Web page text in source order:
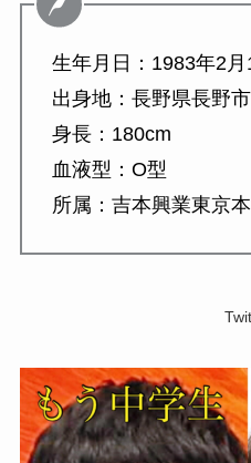
生年月日：1983年2月
出身地：長野県長野市
身長：180cm
血液型：O型
所属：吉本興業東京